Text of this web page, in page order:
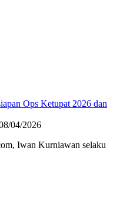
Ops Ketupat 2026 dan
04/2026
Iwan Kurniawan selaku